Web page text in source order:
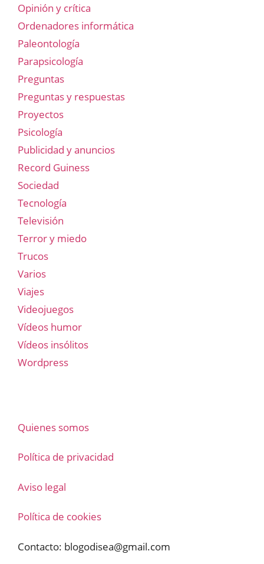
Opinión y crítica
Ordenadores informática
Paleontología
Parapsicología
Preguntas
Preguntas y respuestas
Proyectos
Psicología
Publicidad y anuncios
Record Guiness
Sociedad
Tecnología
Televisión
Terror y miedo
Trucos
Varios
Viajes
Videojuegos
Vídeos humor
Vídeos insólitos
Wordpress
Quienes somos
Política de privacidad
Aviso legal
Política de cookies
Contacto: blogodisea@gmail.com